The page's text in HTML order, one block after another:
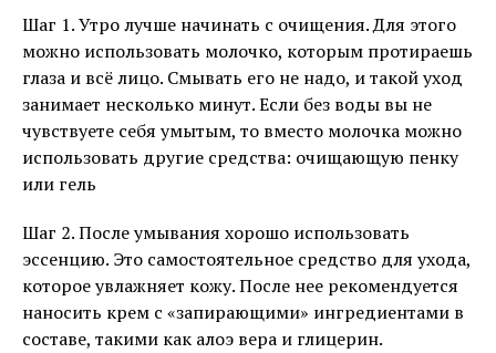
Шаг 1. Утро лучше начинать с очищения. Для этого
можно использовать молочко, которым протираешь
глаза и всё лицо. Смывать его не надо, и такой уход
занимает несколько минут. Если без воды вы не
чувствуете себя умытым, то вместо молочка можно
использовать другие средства: очищающую пенку
или гель
Шаг 2. После умывания хорошо использовать
эссенцию. Это самостоятельное средство для ухода,
которое увлажняет кожу. После нее рекомендуется
наносить крем с «запирающими» ингредиентами в
составе, такими как алоэ вера и глицерин.